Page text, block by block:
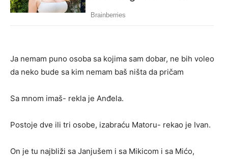
Ja nemam puno osoba sa kojima sam dobar, ne bih voleo
da neko bude sa kim nemam baš ništa da pričam
Sa mnom imaš- rekla je Anđela.
Postoje dve ili tri osobe, izabraću Matoru- rekao je Ivan.
On je tu najbliži sa Janjušem i sa Mikicom i sa Mićo,